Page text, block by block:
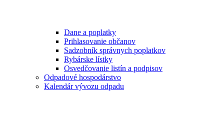
Dane a poplatky
Prihlasovanie občanov
Sadzobník správnych poplatkov
Rybárske lístky
Osvedčovanie listín a podpisov
Odpadové hospodárstvo
Kalendár vývozu odpadu